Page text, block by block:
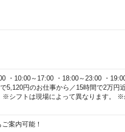
・10:00～17:00 ・18:00～23:00 ・
5,120円のお仕事から／15時間で2万円
※シフトは現場によって異なります。 ※
案内可能！